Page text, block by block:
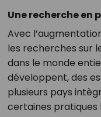
Une recherche en
Avec
les recherches sur
dans le monde
développent, des
plusieurs pays
certaines pratiques